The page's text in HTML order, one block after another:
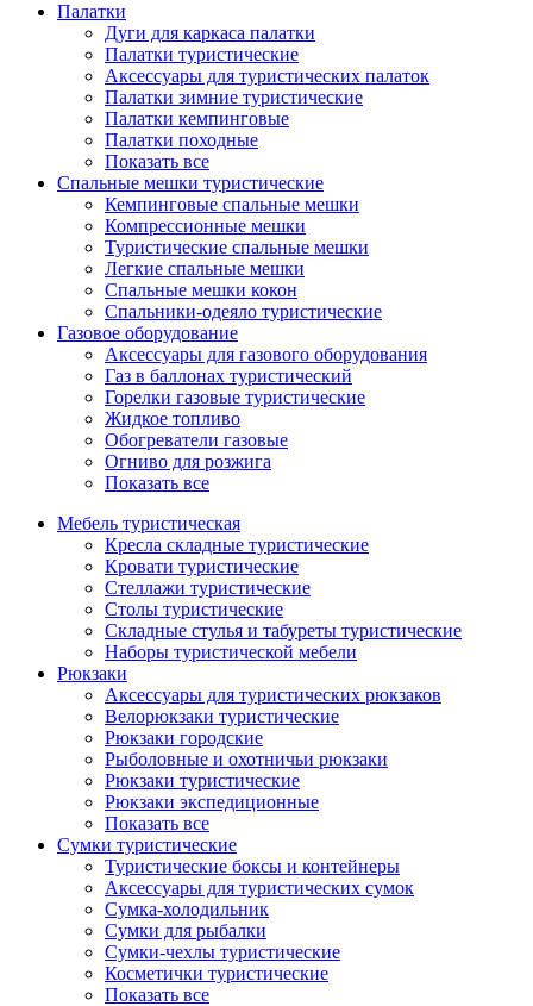
Палатки
Дуги для каркаса палатки
Палатки туристические
Аксессуары для туристических палаток
Палатки зимние туристические
Палатки кемпинговые
Палатки походные
Показать все
Спальные мешки туристические
Кемпинговые спальные мешки
Компрессионные мешки
Туристические спальные мешки
Легкие спальные мешки
Спальные мешки кокон
Спальники-одеяло туристические
Газовое оборудование
Аксессуары для газового оборудования
Газ в баллонах туристический
Горелки газовые туристические
Жидкое топливо
Обогреватели газовые
Огниво для розжига
Показать все
Мебель туристическая
Кресла складные туристические
Кровати туристические
Стеллажи туристические
Столы туристические
Складные стулья и табуреты туристические
Наборы туристической мебели
Рюкзаки
Аксессуары для туристических рюкзаков
Велорюкзаки туристические
Рюкзаки городские
Рыболовные и охотничьи рюкзаки
Рюкзаки туристические
Рюкзаки экспедиционные
Показать все
Сумки туристические
Туристические боксы и контейнеры
Аксессуары для туристических сумок
Сумка-холодильник
Сумки для рыбалки
Сумки-чехлы туристические
Косметички туристические
Показать все